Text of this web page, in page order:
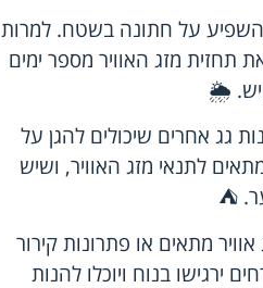
להשפיע על חתונה בשטח. למרות
תחזית מזג האוויר מספר ימים
🌦️
גג אחרים שיכולים להגן על
לתנאי מזג האוויר, ושיש
⛺
מתאים או פתרונות קירור
ירגישו בנוח ויוכלו להנות